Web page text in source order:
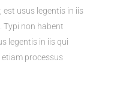
usus legentis in iis
Typi non habent
legentis in iis qui
processus